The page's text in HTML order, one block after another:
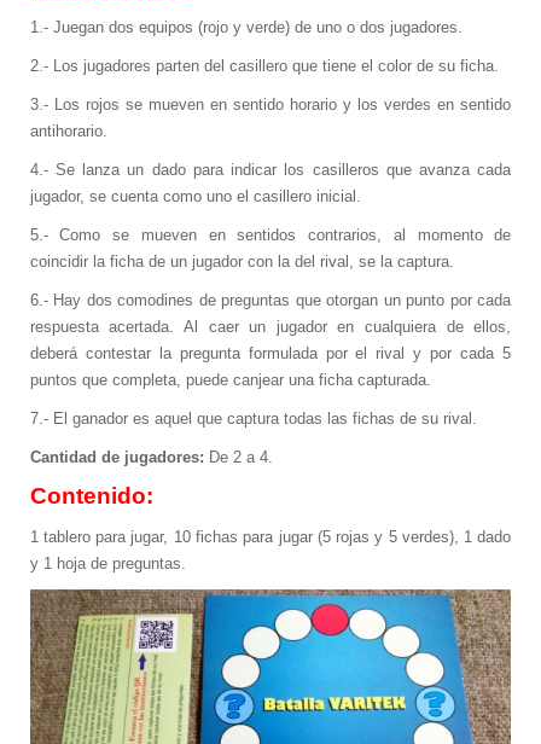
1.- Juegan dos equipos (rojo y verde) de uno o dos jugadores.
2.- Los jugadores parten del casillero que tiene el color de su ficha.
3.- Los rojos se mueven en sentido horario y los verdes en sentido
antihorario.
4.- Se lanza un dado para indicar los casilleros que avanza cada
jugador, se cuenta como uno el casillero inicial.
5.- Como se mueven en sentidos contrarios, al momento de
coincidir la ficha de un jugador con la del rival, se la captura.
6.- Hay dos comodines de preguntas que otorgan un punto por cada
respuesta acertada. Al caer un jugador en cualquiera de ellos,
deberá contestar la pregunta formulada por el rival y por cada 5
puntos que completa, puede canjear una ficha capturada.
7.- El ganador es aquel que captura todas las fichas de su rival.
Cantidad de jugadores: De 2 a 4.
Contenido:
1 tablero para jugar, 10 fichas para jugar (5 rojas y 5 verdes), 1 dado
y 1 hoja de preguntas.